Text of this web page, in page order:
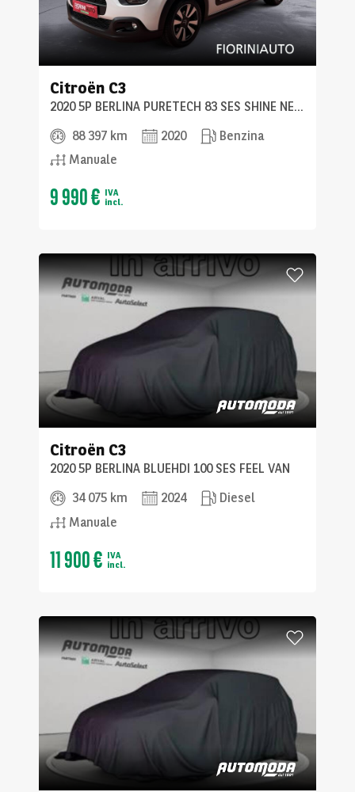
Citroën C3
2020 5P BERLINA PURETECH 83 SES SHINE NEO PATENTATI
88 397 km
2020
Benzina
Manuale
9 990 € IVA
incl.
Citroën C3
2020 5P BERLINA BLUEHDI 100 SES FEEL VAN
34 075 km
2024
Diesel
Manuale
11 900 € IVA
incl.